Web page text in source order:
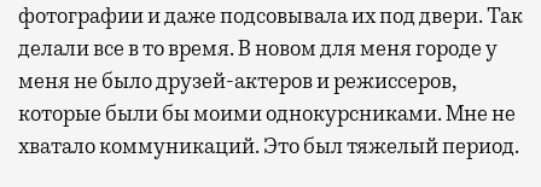
фотографии и даже подсовывала их под двери. Так
делали все в то время. В новом для меня городе у
меня не было друзей-актеров и режиссеров,
которые были бы моими однокурсниками. Мне не
хватало коммуникаций. Это был тяжелый период.